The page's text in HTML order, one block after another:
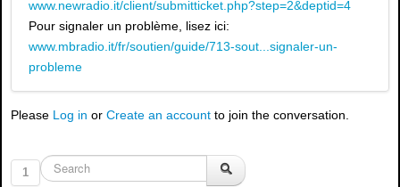
www.newradio.it/client/submitticket.php?step=2&deptid=4
Pour signaler un problème, lisez ici:
www.mbradio.it/fr/soutien/guide/713-sout...signaler-un-
probleme
Please Log in or Create an account to join the conversation.
1